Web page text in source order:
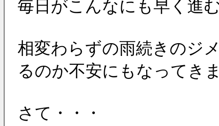
毎日がこんなにも早く進
相変わらずの雨続きのジ
るのか不安にもなってき
さて・・・